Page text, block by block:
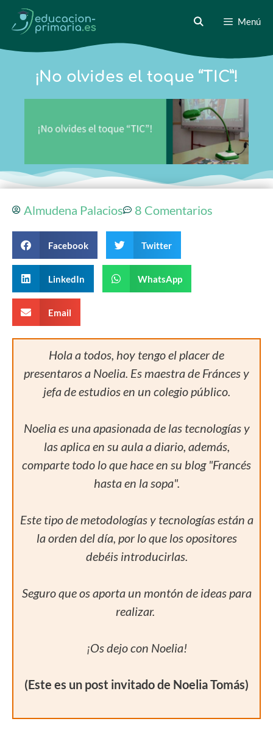
Menú
¡No olvides el toque “TIC”!
Almudena Palacios 8 Comentarios
Facebook Twitter
LinkedIn WhatsApp
Email
Hola a todos, hoy tengo el placer de
presentaros a Noelia. Es maestra de Fránces y
jefa de estudios en un colegio público.
Noelia es una apasionada de las tecnologías y
las aplica en su aula a diario, además,
comparte todo lo que hace en su blog "Francés
hasta en la sopa".
Este tipo de metodologías y tecnologías están a
la orden del día, por lo que los opositores
debéis introducirlas.
Seguro que os aporta un montón de ideas para
realizar.
¡Os dejo con Noelia!
(Este es un post invitado de Noelia Tomás)